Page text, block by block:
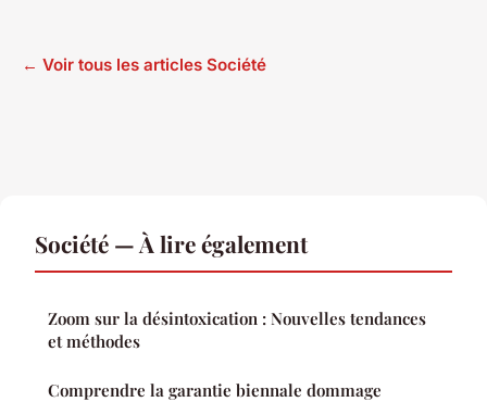
← Voir tous les articles Société
Société — À lire également
Zoom sur la désintoxication : Nouvelles tendances
et méthodes
Comprendre la garantie biennale dommage